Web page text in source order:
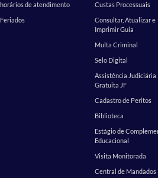
horários de atendimento
Feriados
Custas Processuais
Consultar, Atualizar e
Imprimir Guia
Multa Criminal
Selo Digital
Assistência Judiciária
Gratuita JF
Cadastro de Peritos
Biblioteca
Estágio de
Educacional
Visita Monitorada
Central de Mandados